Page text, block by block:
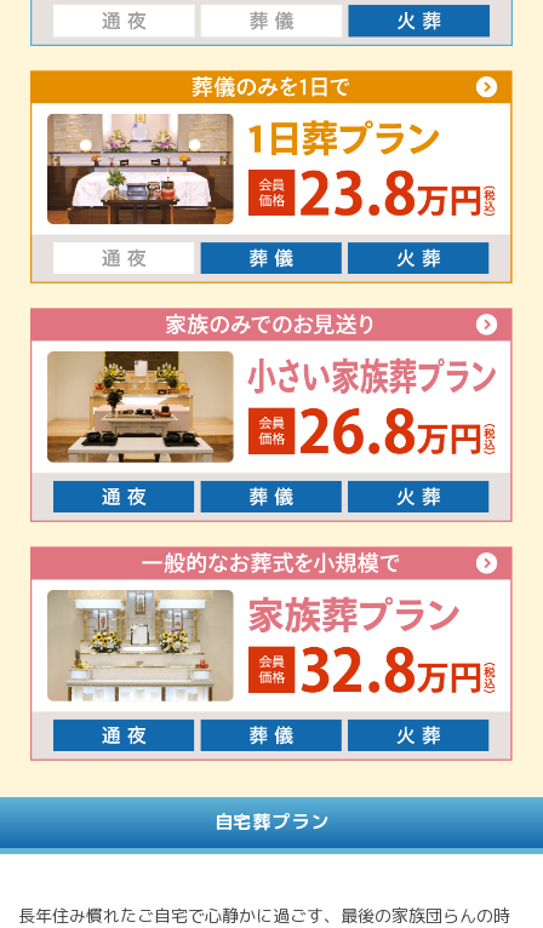
自宅葬プラン
長年住み慣れたご自宅で心静かに過ごす、最後の家族団らんの時